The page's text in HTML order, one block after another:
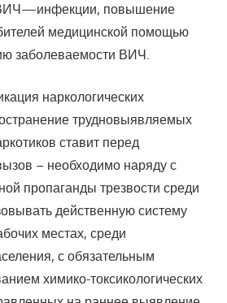
повышение
медицинской помощью
заболеваемости ВИЧ.
наркологических
трудновыявляемых
ставит перед
– необходимо наряду с
пропаганды трезвости среди
действенную систему
местах, среди
с обязательным
химико-токсикологических